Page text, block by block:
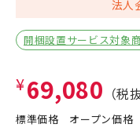
法人
開梱設置サービス対象
¥69,080 （税
標準価格 オープン価格